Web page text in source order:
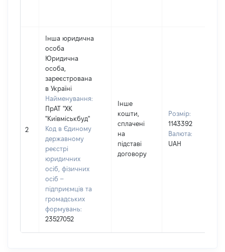
2
Інша юридична
особа
Юридична
особа,
зареєстрована
в Україні
Найменування:
ПрАТ "ХК
"Київміськбуд"
Код в Єдиному
державному
реєстрі
юридичних
осіб, фізичних
осіб –
підприємців та
громадських
формувань:
23527052
Інше
кошти,
сплачені
на
підставі
договору
Розмір:
1143392
Валюта:
UAH